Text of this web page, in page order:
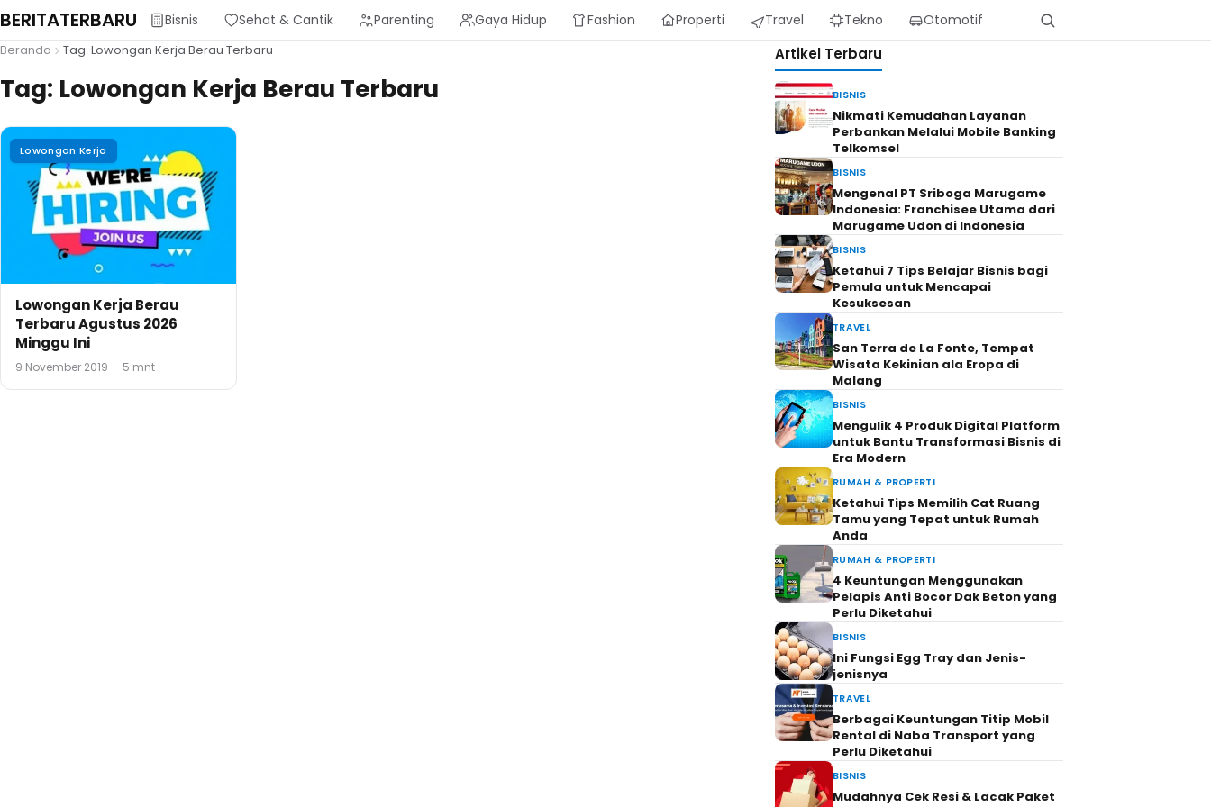
BERITATERBARU Bisnis Sehat & Cantik Parenting Gaya Hidup Fashion Properti Travel Tekno Otomotif
Beranda Tag: Lowongan Kerja Berau Terbaru
Tag: Lowongan Kerja Berau Terbaru
Lowongan Kerja
Lowongan Kerja Berau
Terbaru Agustus 2026
Minggu Ini
9 November 2019 · 5 mnt
Artikel Terbaru
BISNIS
Nikmati Kemudahan Layanan
Perbankan Melalui Mobile Banking
Telkomsel
BISNIS
Mengenal PT Sriboga Marugame
Indonesia: Franchisee Utama dari
Marugame Udon di Indonesia
BISNIS
Ketahui 7 Tips Belajar Bisnis bagi
Pemula untuk Mencapai
Kesuksesan
TRAVEL
San Terra de La Fonte, Tempat
Wisata Kekinian ala Eropa di
Malang
BISNIS
Mengulik 4 Produk Digital Platform
untuk Bantu Transformasi Bisnis di
Era Modern
RUMAH & PROPERTI
Ketahui Tips Memilih Cat Ruang
Tamu yang Tepat untuk Rumah
Anda
RUMAH & PROPERTI
4 Keuntungan Menggunakan
Pelapis Anti Bocor Dak Beton yang
Perlu Diketahui
BISNIS
Ini Fungsi Egg Tray dan Jenis-
jenisnya
TRAVEL
Berbagai Keuntungan Titip Mobil
Rental di Naba Transport yang
Perlu Diketahui
BISNIS
Mudahnya Cek Resi & Lacak Paket